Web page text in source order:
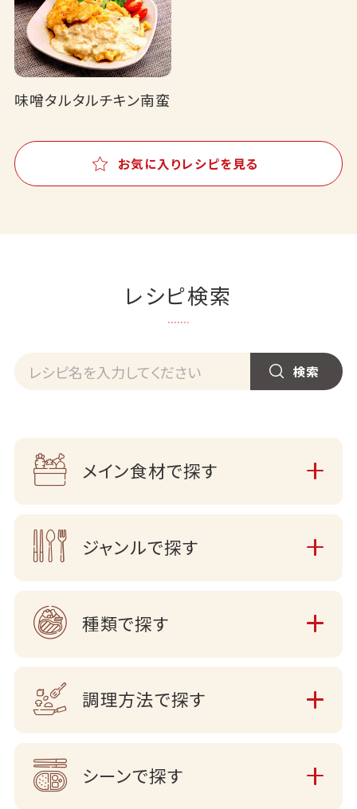
味噌タルタルチキン南蛮
お気に入りレシピを見る
レシピ検索
メイン食材で探す
ジャンルで探す
種類で探す
調理方法で探す
シーンで探す